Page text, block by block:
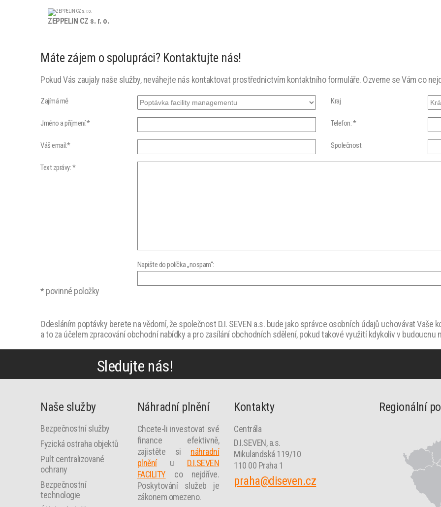
ZEPPELIN CZ s. r. o.
Máte zájem o spolupráci? Kontaktujte nás!
Pokud Vás zaujaly naše služby, neváhejte nás kontaktovat prostřednictvím kontaktního formuláře. Ozveme se Vám co
Zajímá mě
Jméno a příjmení:*
Váš email:*
Kraj
Telefon: *
Společnost:
Text zprávy: *
Napište do políčka „nospam“:
* povinné položky
Odesláním poptávky berete na vědomí, že společnost D.I. SEVEN a.s. bude jako správce osobních údajů uchovávat
a to za účelem zpracování obchodní nabídky a pro zasílání obchodních sdělení, pokud takové využití kdykoliv v budoucnu
Sledujte nás!
Naše služby
Bezpečnostní služby
Fyzická ostraha objektů
Pult centralizované
ochrany
Bezpečnostní
technologie
Náhradní plnění
Chcete-li investovat své
finance efektivně,
zajistěte si náhradní
plněníu D.I.SEVEN
FACILITY co nejdříve.
Poskytování služeb je
zákonem omezeno.
Kontakty
Centrála
D.I.SEVEN, a.s.
Mikulandská 119/10
110 00 Praha 1
praha@diseven.cz
Regionální